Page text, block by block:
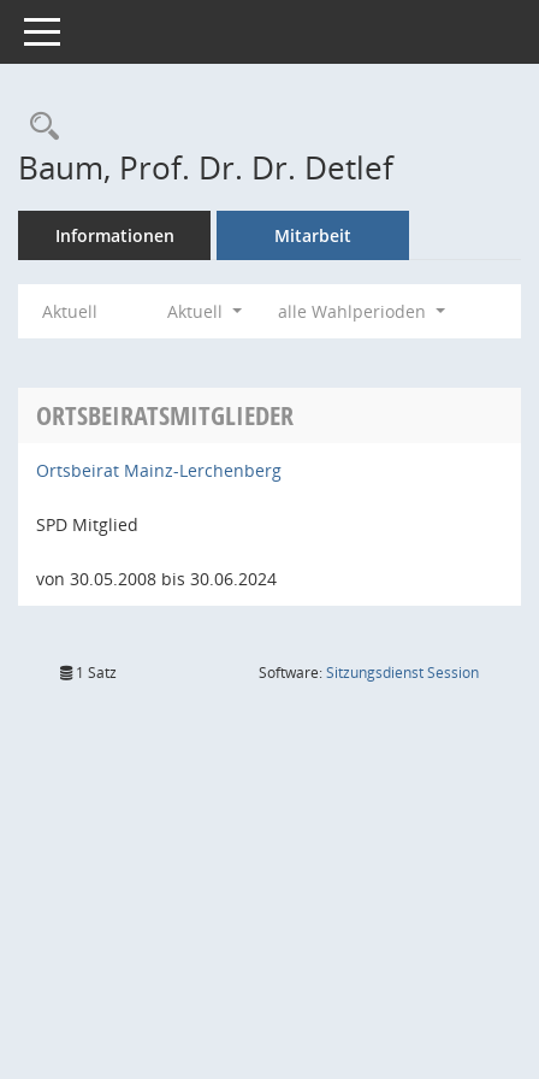
Toggle navigation
Rechercheauswahl
Baum, Prof. Dr. Dr. Detlef
Informationen Mitarbeit
Aktuell Aktuell alle Wahlperioden
ORTSBEIRATSMITGLIEDER
Ortsbeirat Mainz-Lerchenberg
SPD Mitglied
von 30.05.2008 bis 30.06.2024
1 Satz Software:SitzungsdienstSession(Wird in